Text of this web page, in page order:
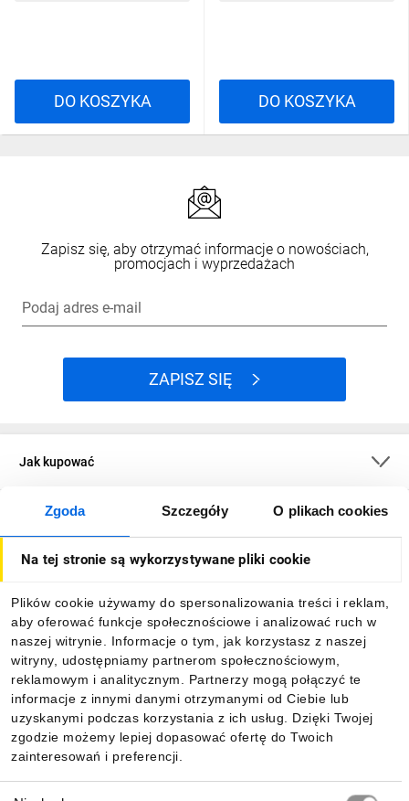
Zgoda Szczegóły O plikach cookies
Na tej stronie są wykorzystywane pliki cookie
Plików cookie używamy do spersonalizowania treści i reklam,
aby oferować funkcje społecznościowe i analizować ruch w
naszej witrynie. Informacje o tym, jak korzystasz z naszej
witryny, udostępniamy partnerom społecznościowym,
reklamowym i analitycznym. Partnerzy mogą połączyć te
informacje z innymi danymi otrzymanymi od Ciebie lub
uzyskanymi podczas korzystania z ich usług. Dzięki Twojej
zgodzie możemy lepiej dopasować ofertę do Twoich
zainteresowań i preferencji.
DO KOSZYKA DO KOSZYKA
Zapisz się, aby otrzymać informacje o nowościach,
promocjach i wyprzedażach
Podaj adres e-mail
ZAPISZ SIĘ
Jak kupować
O firmie
Informacje
Pobierz naszą aplikację mobilną: